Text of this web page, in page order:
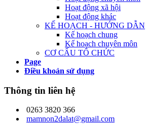
Hoạt động xã hội
Hoạt động khác
KẾ HOẠCH - HƯỚNG DẪN
Kế hoạch chung
Kế hoạch chuyên môn
CƠ CẤU TỔ CHỨC
Page
Điều khoản sử dụng
Thông tin liên hệ
0263 3820 366
mamnon2dalat@gmail.com